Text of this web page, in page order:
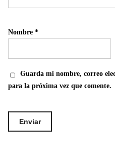
Nombre *
Guarda mi nombre, correo
para la próxima vez que comente.